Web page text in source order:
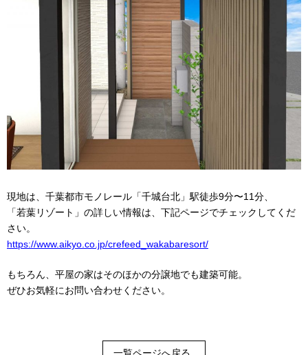
現地は、千葉都市モノレール「千城台北」駅徒歩9分〜11分、
「若葉リゾート」の詳しい情報は、下記ページでチェックしてくだ
さい。
https://www.aikyo.co.jp/crefeed_wakabaresort/
もちろん、平屋の家はそのほかの分譲地でも建築可能。
ぜひお気軽にお問い合わせください。